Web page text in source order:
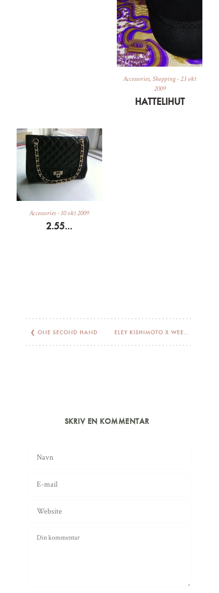
Accessories,Shopping-23 okt
2009
HATTELIHUT
Accessories- 10 okt 2009
2.55…
❮ ONE SECOND HAND ELEY KISHIMOTO X WEEKDAY PARTY
SKRIV EN KOMMENTAR